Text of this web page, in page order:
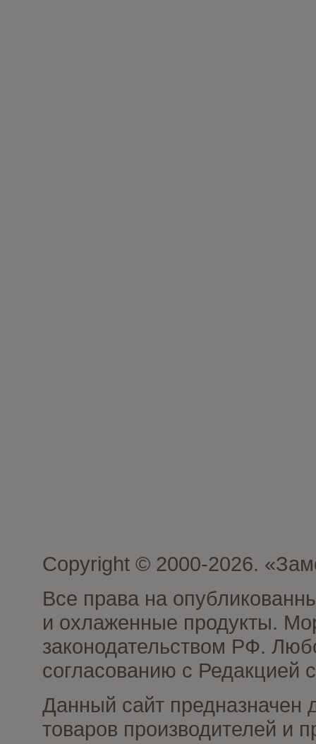
Copyright © 2000-2026.
Все права на
и охлаженные продукты.
законодательством РФ.
согласованию с Редакцией
Данный сайт предназначен
товаров производителей и